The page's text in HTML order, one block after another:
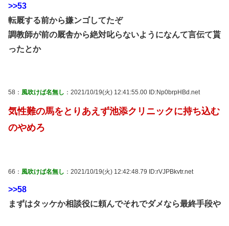
>>53
転厩する前から嫌ンゴしてたぞ
調教師が前の厩舎から絶対叱らないようになんて言伝て貰
ったとか
58： 風吹けば名無し ：2021/10/19(火) 12:41:55.00 ID:Np0brpHBd.net
気性難の馬をとりあえず池添クリニックに持ち込む
のやめろ
66： 風吹けば名無し ：2021/10/19(火) 12:42:48.79 ID:rVJPBkvtr.net
>>58
まずはタッケか相談役に頼んでそれでダメなら最終手段や